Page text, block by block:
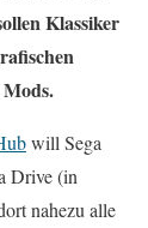
Klassiker
will Sega
Drive (in
nahezu alle